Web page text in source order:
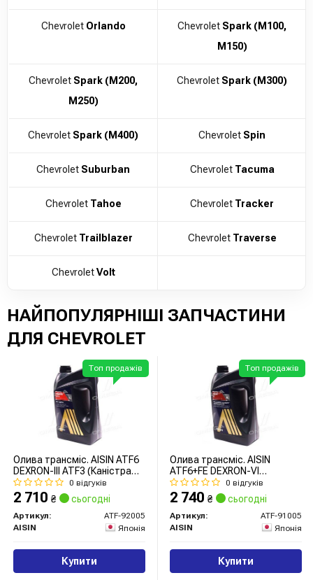
Chevrolet Orlando Chevrolet Spark (M100,
M150)
Chevrolet Spark (M200,
M250)
Chevrolet Spark (M300)
Chevrolet Spark (M400) Chevrolet Spin
Chevrolet Suburban Chevrolet Tacuma
Chevrolet Tahoe Chevrolet Tracker
Chevrolet Trailblazer Chevrolet Traverse
Chevrolet Volt
НАЙПОПУЛЯРНІШІ ЗАПЧАСТИНИ
ДЛЯ CHEVROLET
Олива трансміс. AISIN ATF6
DEXRON-III ATF3 (Каністра
5л)
0 відгуків
2 710 ₴ сьогодні
Артикул:
ATF-92005
AISIN
Японія
Купити
Топ продажів
Олива трансміс. AISIN
ATF6+FE DEXRON-VI
(Каністра 5л)0 відгуків
2 740 ₴ сьогодні
Артикул:
ATF-91005
AISIN
Японія
Купити
Топ продажів